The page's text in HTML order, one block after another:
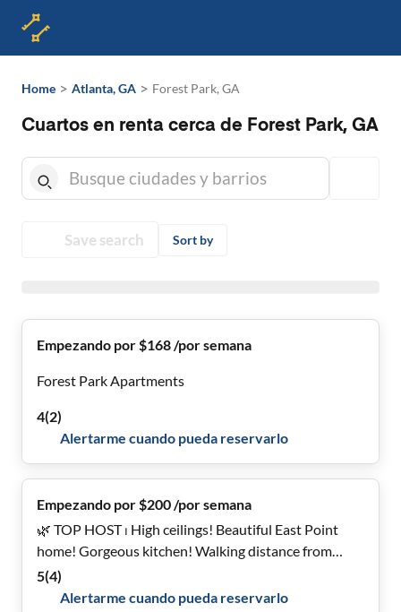
Home > Atlanta, GA > Forest Park, GA
Cuartos en renta cerca de Forest Park, GA
Save search Sort by
Empezando por $168 /por semana
Forest Park Apartments
4(2)
Alertarme cuando pueda reservarlo
Empezando por $200 /por semana
🌿 TOP HOST ⏐ High ceilings! Beautiful East Point
home! Gorgeous kitchen! Walking distance from
MARTA #RoomGoals #Relax
5(4)
Alertarme cuando pueda reservarlo